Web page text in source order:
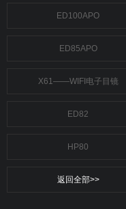
ED100APO
ED85APO
X61——WIFI电子目镜
ED82
HP80
返回全部>>